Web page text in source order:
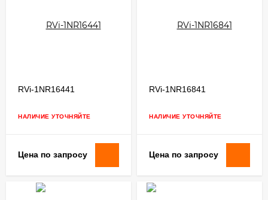
RVi-1NR16441
НАЛИЧИЕ УТОЧНЯЙТЕ
Цена по запросу
RVi-1NR16841
НАЛИЧИЕ УТОЧНЯЙТЕ
Цена по запросу